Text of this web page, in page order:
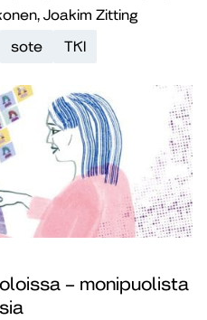
Joakim Zitting
sote TKI
– monipuolista